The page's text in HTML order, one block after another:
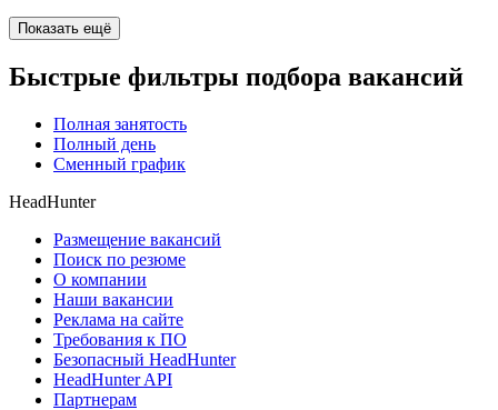
Показать ещё
Быстрые фильтры подбора вакансий
Полная занятость
Полный день
Сменный график
HeadHunter
Размещение вакансий
Поиск по резюме
О компании
Наши вакансии
Реклама на сайте
Требования к ПО
Безопасный HeadHunter
HeadHunter API
Партнерам